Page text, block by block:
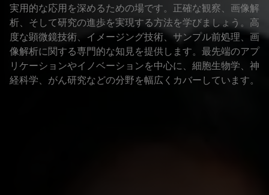
実用的な応用を深めるための場です。正確な観察、画像解
析、そして研究の進歩を実現する方法を学びましょう。高
度な顕微鏡技術、イメージング技術、サンプル前処理、画
像解析に関する専門的な知見を提供します。最先端のアプ
リケーションやイノベーションを中心に、細胞生物学、神
経科学、がん研究などの分野を幅広くカバーしています。